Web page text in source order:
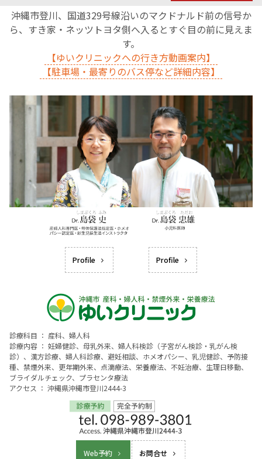
沖縄市登川、国道329号線沿いのマクドナルド前の信号か
ら、すき家・ネッツトヨタ側へ入るとすぐ目の前に見えま
す。
【ゆいクリニックへの行き方動画案内】
【駐車場・最寄りのバス停など詳細内容】
Profile Profile
診療科目 ： 産科、婦人科
診療内容 ： 妊婦健診、母乳外来、婦人科検診（子宮がん検診・乳がん検
診）、漢方診療、婦人科診療、避妊相談、ホメオパシー、乳児健診、予防接
種、禁煙外来、更年期外来、点滴療法、栄養療法、不妊治療、生理日移動、
ブライダルチェック、プラセンタ療法
アクセス ： 沖縄県沖縄市登川2444-3
Web予約 お問合せ